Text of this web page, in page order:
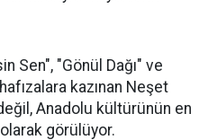
Sen", "Gönül Dağı" ve
kazınan Neşet
Anadolu kültürünün en
olarak görülüyor.